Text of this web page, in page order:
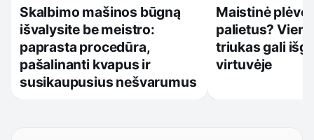
Skalbimo mašinos būgną
išvalysite be meistro:
paprasta procedūra,
pašalinanti kvapus ir
susikaupusius nešvarumus
Maistinė
palietus?
triukas gali
virtuvėje